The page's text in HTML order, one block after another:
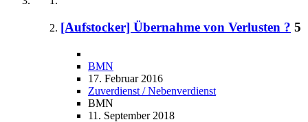
[Aufstocker] Übernahme von Verlusten ? 5
BMN
17. Februar 2016
Zuverdienst / Nebenverdienst
BMN
11. September 2018